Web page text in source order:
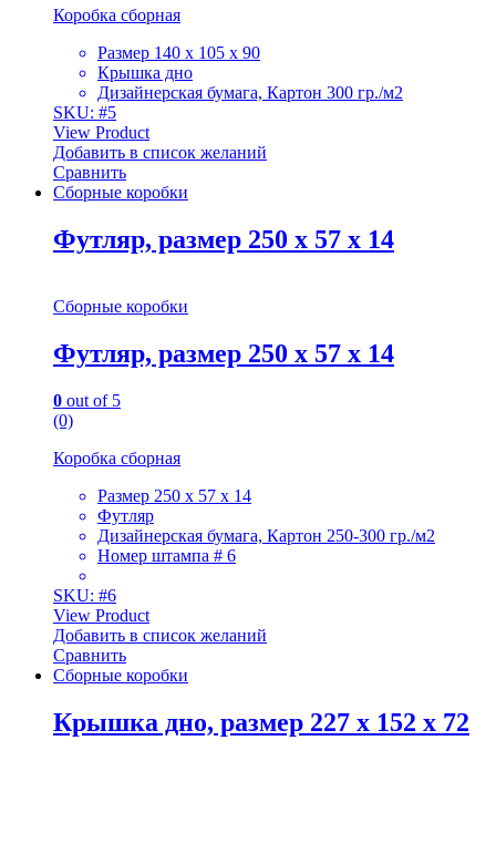
Коробка сборная
Размер 140 х 105 х 90
Крышка дно
Дизайнерская бумага, Картон 300 гр./м2
SKU: #5
View Product
Добавить в список желаний
Сравнить
Сборные коробки
Футляр, размер 250 х 57 х 14
Сборные коробки
Футляр, размер 250 х 57 х 14
0 out of 5
(0)
Коробка сборная
Размер 250 х 57 х 14
Футляр
Дизайнерская бумага, Картон 250-300 гр./м2
Номер штампа # 6
SKU: #6
View Product
Добавить в список желаний
Сравнить
Сборные коробки
Крышка дно, размер 227 х 152 х 72